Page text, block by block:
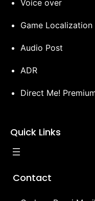
Voice over
Game Localization
Audio Post
ADR
Direct Me!
Quick Links
Contact